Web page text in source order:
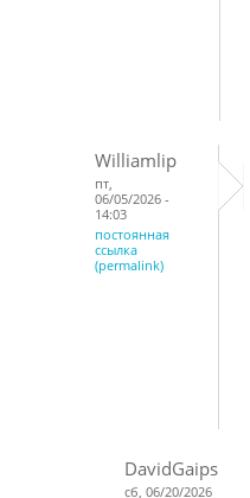
Williamlip
пт,
06/05/2026 -
14:03
постоянная
ссылка
(permalink)
DavidGaips
сб, 06/20/2026